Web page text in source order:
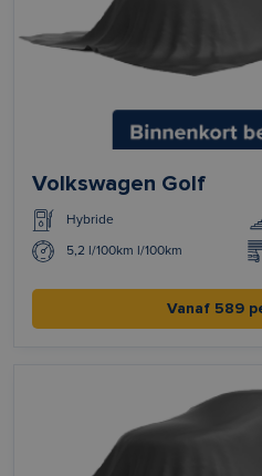
Volkswagen Golf
Hybride
5,2 l/100km l/100km
Vanaf 589